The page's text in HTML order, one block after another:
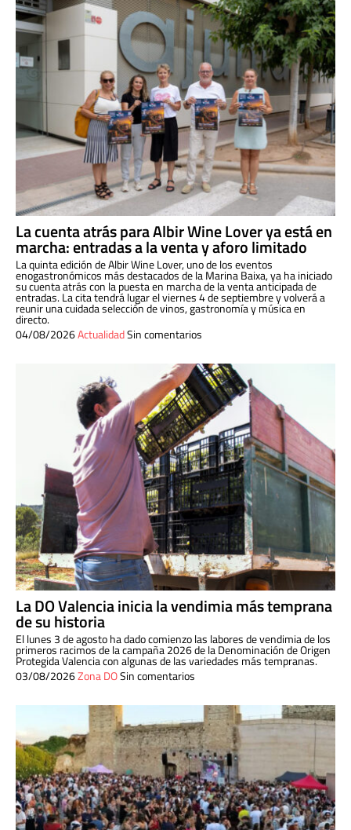
La cuenta atrás para Albir Wine Lover ya está en
marcha: entradas a la venta y aforo limitado
La quinta edición de Albir Wine Lover, uno de los eventos
enogastronómicos más destacados de la Marina Baixa, ya ha iniciado
su cuenta atrás con la puesta en marcha de la venta anticipada de
entradas. La cita tendrá lugar el viernes 4 de septiembre y volverá a
reunir una cuidada selección de vinos, gastronomía y música en
directo.
04/08/2026ActualidadSin comentarios
La DO Valencia inicia la vendimia más temprana
de su historia
El lunes 3 de agosto ha dado comienzo las labores de vendimia de los
primeros racimos de la campaña 2026 de la Denominación de Origen
Protegida Valencia con algunas de las variedades más tempranas.
03/08/2026Zona DOSin comentarios